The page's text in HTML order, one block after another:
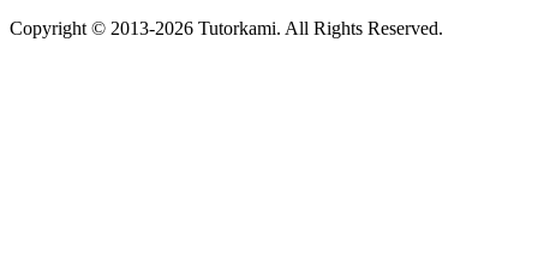
Copyright © 2013-2026 Tutorkami. All Rights Reserved.